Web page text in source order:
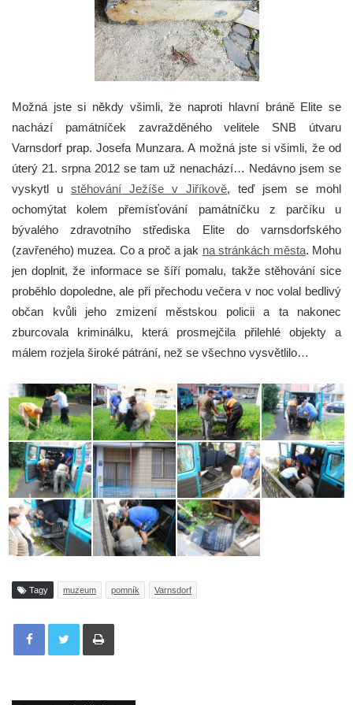
Možná jste si někdy všimli, že naproti hlavní bráně Elite se
nachází památníček zavražděného velitele SNB útvaru
Varnsdorf prap. Josefa Munzara. A možná jste si všimli, že od
úterý 21. srpna 2012 se tam už nenachází… Nedávno jsem se
vyskytl u stěhování Ježíše v Jiříkově, teď jsem se mohl
ochomýtat kolem přemísťování památníčku z parčíku u
bývalého zdravotního střediska Elite do varnsdorfského
(zavřeného) muzea. Co a proč a jak na stránkách města. Mohu
jen doplnit, že informace se šíří pomalu, takže stěhování sice
proběhlo dopoledne, ale při přechodu večera v noc volal bedlivý
občan kvůli jeho zmizení městskou policii a ta nakonec
zburcovala kriminálku, která prosmejčila přilehlé objekty a
málem rozjela široké pátrání, než se všechno vysvětlilo…
Tagy muzeum pomník Varnsdorf
Tisknout